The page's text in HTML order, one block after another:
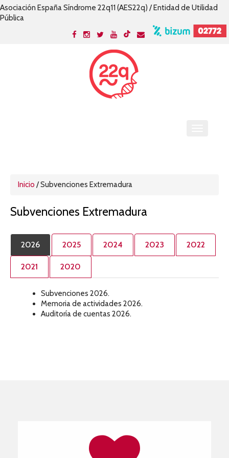
Asociación España Síndrome 22q11 (AES22q) / Entidad de Utilidad
Pública
Inicio /Subvenciones Extremadura
Subvenciones Extremadura
2026 2025 2024 2023 2022
2021 2020
Subvenciones 2026.
Memoria de actividades 2026.
Auditoría de cuentas 2026.